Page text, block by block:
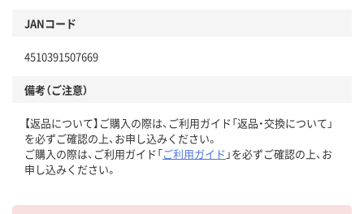
JANコード
4510391507669
備考（ご注意）
【返品について】ご購入の際は、ご利用ガイド「返品・交換について」
を必ずご確認の上、お申し込みください。
ご購入の際は、ご利用ガイド「ご利用ガイド 」を必ずご確認の上、お
申し込みください。